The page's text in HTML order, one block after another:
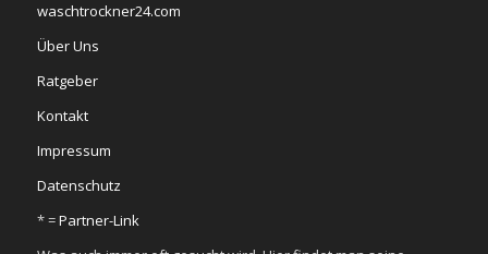
waschtrockner24.com
Über Uns
Ratgeber
Kontakt
Impressum
Datenschutz
* =Partner-Link